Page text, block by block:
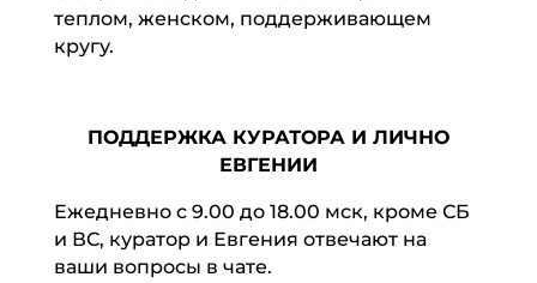
теплом, женском, поддерживающем
кругу.
ПОДДЕРЖКА КУРАТОРА И ЛИЧНО
ЕВГЕНИИ
Ежедневно с 9.00 до 18.00 мск, кроме СБ
и ВС, куратор и Евгения отвечают на
ваши вопросы в чате.